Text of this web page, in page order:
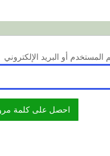
المستخدم أو البريد الإلكتروني